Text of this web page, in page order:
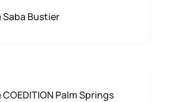
Bustier
Palm Springs